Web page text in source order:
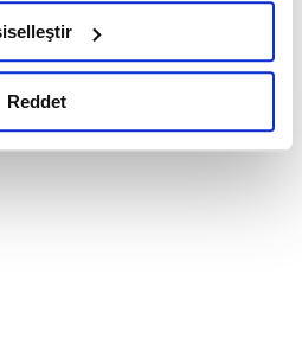
kapsamında
faaliyetleri ile ilgili daha
tıklayınız.
Reddet